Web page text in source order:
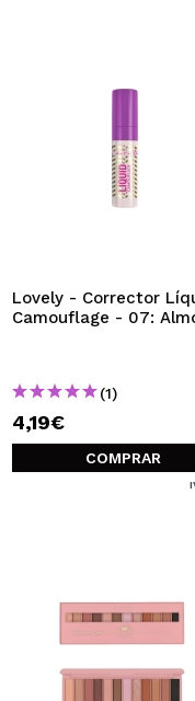
Lovely - Corrector
Camouflage - 07:
(1)
4,19€
COMPRAR